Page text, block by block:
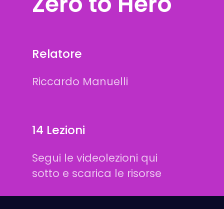
Relatore
Riccardo Manuelli
14 Lezioni
Segui le videolezioni qui
sotto e scarica le risorse